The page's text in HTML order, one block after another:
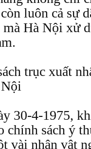
luôn cả sự
Hà Nội xử
trục xuất
30-4-1975,
chính sách ý
vài nhân vật